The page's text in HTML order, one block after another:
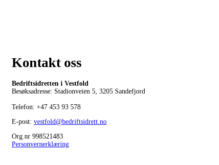
Kontakt oss
Bedriftsidretten i Vestfold
Besøksadresse: Stadionveien 5, 3205 Sandefjord
Telefon: +47 453 93 578
E-post: vestfold@bedriftsidrett.no
Org.nr 998521483
Personvernerklæring